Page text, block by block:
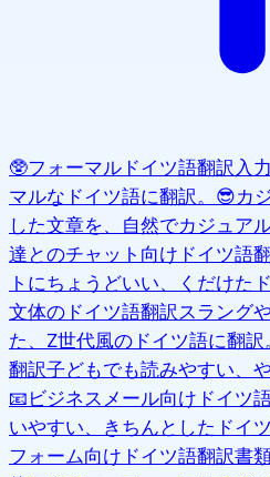
🥸フォーマルドイツ語翻訳 入
マルなドイツ語に翻訳。 😎カ
した文章を、自然でカジュア
達とのチャット向けドイツ語
トにちょうどいい、くだけた
文体のドイツ語翻訳 スラング
た、Z世代風のドイツ語に翻訳
翻訳子どもでも読みやすい、
📧 ビジネスメール向けドイツ
いやすい、きちんとしたドイツ
フォーム向けドイツ語翻訳書